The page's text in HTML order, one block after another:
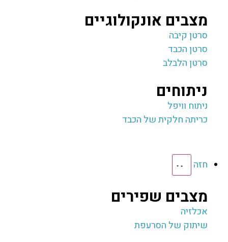
מצבים אונקולוגיים
סרטן קיבה
סרטן הכבד
סרטן הלבלב
ניתוחים
ניתוח וויפל
כריתה חלקית של הכבד
חזה
מצבים שפירים
אכלזיה
שיתוק של הסרעפת